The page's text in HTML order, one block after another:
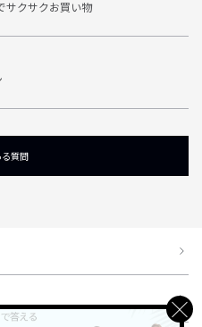
サクサクお買い物
る質問